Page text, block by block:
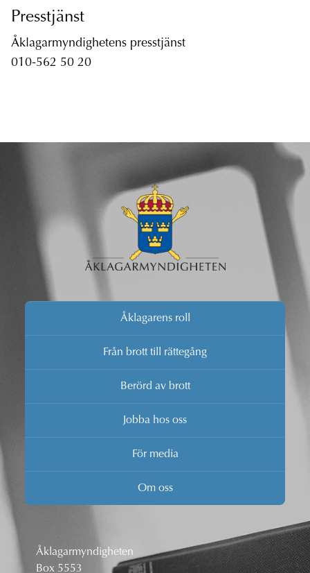
Presstjänst
Åklagarmyndighetens presstjänst
010-562 50 20
Åklagarens roll
Från brott till rättegång
Berörd av brott
Jobba hos oss
För media
Om oss
Åklagarmyndigheten
Box 5553